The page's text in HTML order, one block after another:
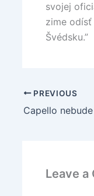
svojej
zime
Švédsku.”
PREVIOUS
Leave a